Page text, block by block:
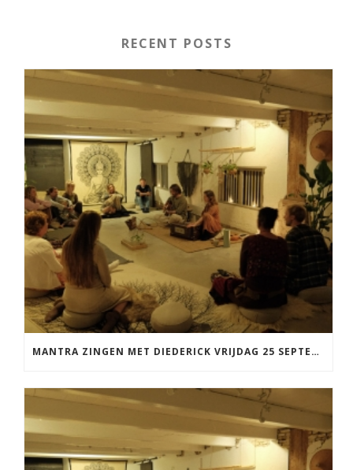
RECENT POSTS
MANTRA ZINGEN MET DIEDERICK VRIJDAG 25 SEPTEMBER EN 20 NOVEMBER